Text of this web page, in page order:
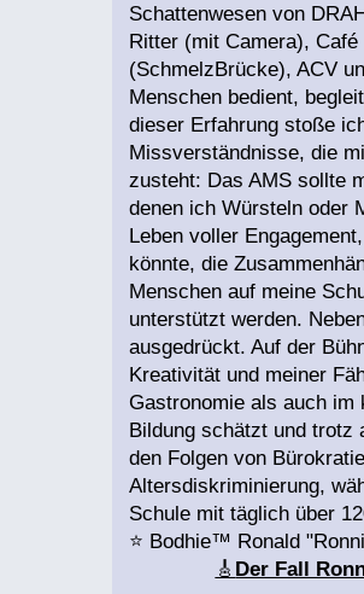
Schattenwesen von
Ritter (mit Camera),
(SchmelzBrücke), ACV
Menschen bedient,
dieser Erfahrung stoße
Missverständnisse, die
zusteht: Das AMS sollte
denen ich Würsteln oder
Leben voller
könnte, die
Menschen auf meine
unterstützt werden.
ausgedrückt. Auf der
Kreativität und meiner
Gastronomie als auch im
Bildung schätzt und trotz
den Folgen von
Altersdiskriminierung,
Schule mit täglich über
⭐️ Bodhie™ Ronald
🎸 Der Fall